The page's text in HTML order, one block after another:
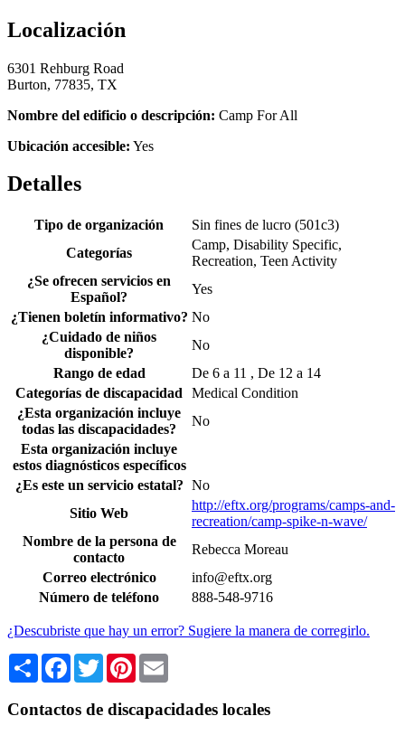
Localización
6301 Rehburg Road
Burton, 77835, TX
Nombre del edificio o descripción: Camp For All
Ubicación accesible: Yes
Detalles
Tipo de organización
Sin fines de lucro (501c3)
Categorías
Camp, Disability Specific,
Recreation, Teen Activity
¿Se ofrecen servicios en
Español?
Yes
¿Tienen boletín informativo? No
¿Cuidado de niños
disponible?
No
Rango de edad
De 6 a 11 , De 12 a 14
Categorías de discapacidad
Medical Condition
¿Esta organización incluye
todas las discapacidades?
No
Esta organización incluye
estos diagnósticos específicos
¿Es este un servicio estatal? No
Sitio Web
http://eftx.org/programs/camps-and-
recreation/camp-spike-n-wave/
Nombre de la persona de
contacto
Rebecca Moreau
Correo electrónico
info@eftx.org
Número de teléfono
888-548-9716
¿Descubriste que hay un error? Sugiere la manera de corregirlo.
Share Facebook
TwitterPinterest
Contactos de discapacidades locales